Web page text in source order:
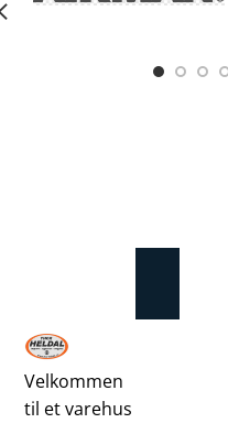
Velkommen
til et varehus